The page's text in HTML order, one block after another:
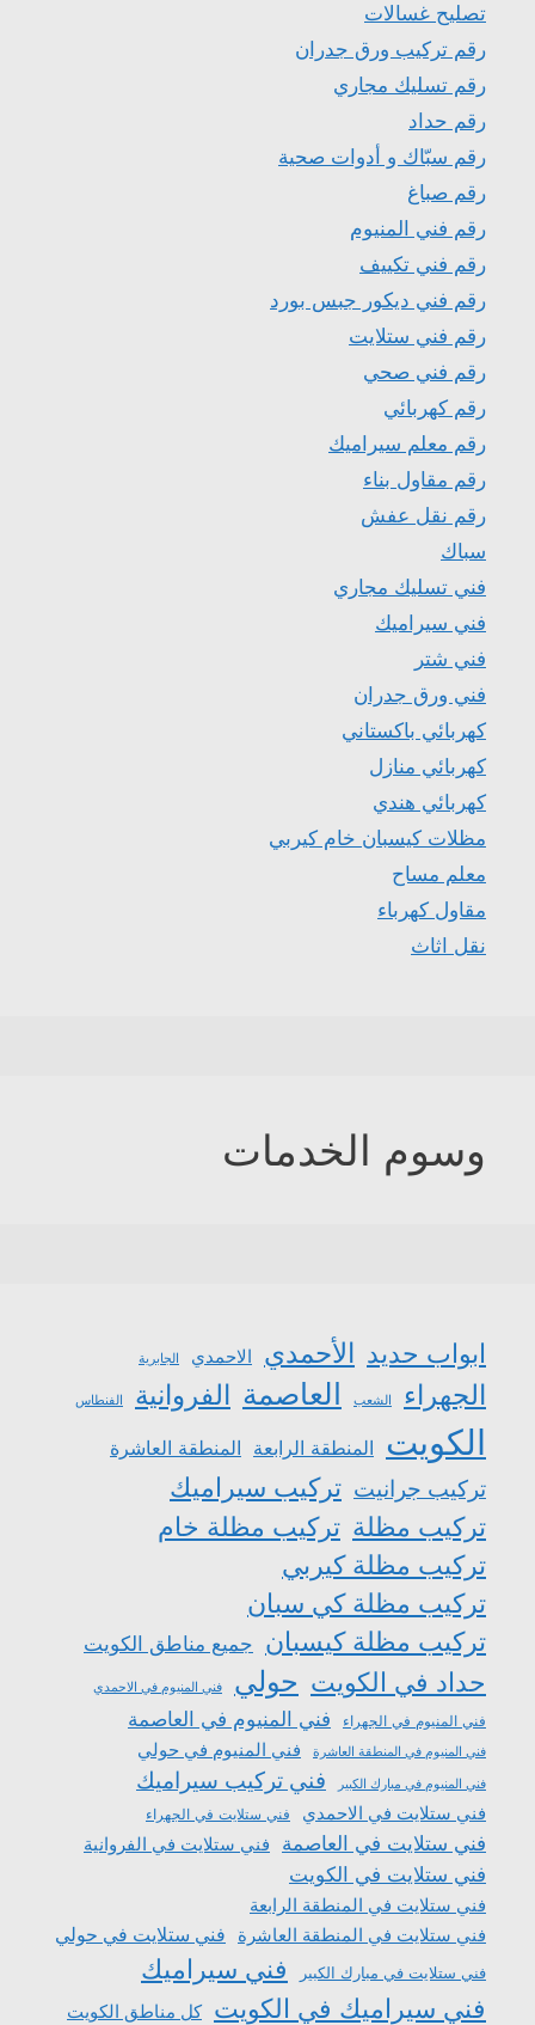
تصليح غسالات
رقم تركيب ورق جدران
رقم تسليك مجاري
رقم حداد
رقم سبّاك و أدوات صحية
رقم صباغ
رقم فني المنيوم
رقم فني تكييف
رقم فني ديكور جبس بورد
رقم فني ستلايت
رقم فني صحي
رقم كهربائي
رقم معلم سيراميك
رقم مقاول بناء
رقم نقل عفش
سباك
فني تسليك مجاري
فني سيراميك
فني شتر
فني ورق جدران
كهربائي باكستاني
كهربائي منازل
كهربائي هندي
مظلات كيسبان خام كيربي
معلم مساح
مقاول كهرباء
نقل اثاث
وسوم الخدمات
ابواب حديد الأحمدي الاحمدي الجابرية
الجهراء الشعب العاصمة الفروانية الفنطاس
الكويت المنطقة الرابعة المنطقة العاشرة
تركيب جرانيت تركيب سيراميك
تركيب مظلة تركيب مظلة خام
تركيب مظلة كيربي
تركيب مظلة كي سبان
تركيب مظلة كيسبان جميع مناطق الكويت
حداد في الكويت حولي فني المنيوم في الاحمدي
فني المنيوم في الجهراء فني المنيوم في العاصمة
فني المنيوم في المنطقة العاشرة فني المنيوم في حولي
فني المنيوم في مبارك الكبير فني تركيب سيراميك
فني ستلايت في الاحمدي فني ستلايت في الجهراء
فني ستلايت في العاصمة فني ستلايت في الفروانية
فني ستلايت في الكويت
فني ستلايت في المنطقة الرابعة
فني ستلايت في المنطقة العاشرة فني ستلايت في حولي
فني ستلايت في مبارك الكبير
فني سيراميك
فني سيراميك في الكويت
كل مناطق الكويت